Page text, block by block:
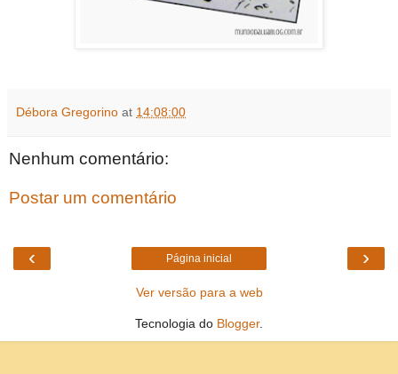
Débora Gregorino at 14:08:00
Nenhum comentário:
Postar um comentário
‹ ›
Página inicial
Ver versão para a web
Tecnologia do Blogger.